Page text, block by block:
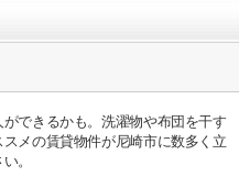
できるかも。洗濯物や布団を干す
メの賃貸物件が尼崎市に数多く立
。